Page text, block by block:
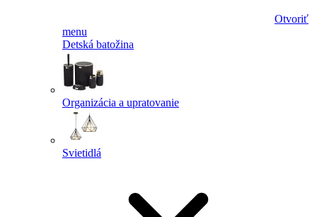
Otvoriť
menu
Detská batožina
Organizácia a upratovanie
Svietidlá